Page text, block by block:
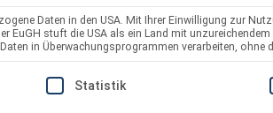
Daten in den USA. Mit Ihrer Einwilligung zur
EuGH stuft die USA als ein Land mit
in Überwachungsprogrammen verarbeiten,
GRUPPEN, FÜR DIE EINE
Statistik